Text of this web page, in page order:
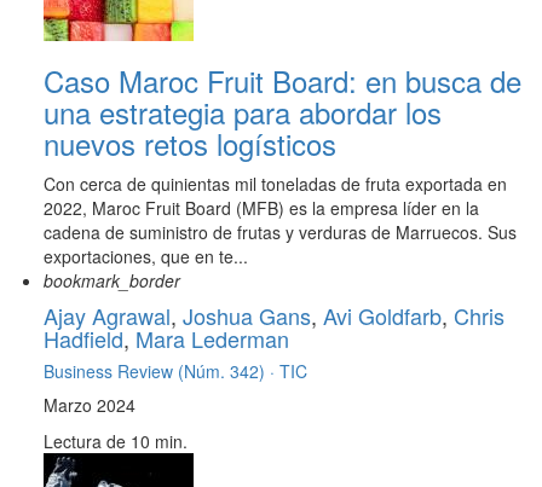
Caso Maroc Fruit Board: en busca de
una estrategia para abordar los
nuevos retos logísticos
Con cerca de quinientas mil toneladas de fruta exportada en
2022, Maroc Fruit Board (MFB) es la empresa líder en la
cadena de suministro de frutas y verduras de Marruecos. Sus
exportaciones, que en te...
bookmark_border
Ajay Agrawal, Joshua Gans, Avi Goldfarb, Chris
Hadfield, Mara Lederman
Business Review (Núm. 342) · TIC
Marzo 2024
Lectura de 10 min.